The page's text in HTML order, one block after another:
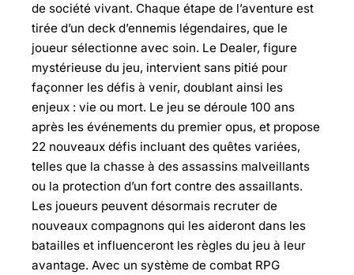
de société vivant. Chaque étape de l’aventure est
tirée d’un deck d’ennemis légendaires, que le
joueur sélectionne avec soin. Le Dealer, figure
mystérieuse du jeu, intervient sans pitié pour
façonner les défis à venir, doublant ainsi les
enjeux : vie ou mort. Le jeu se déroule 100 ans
après les événements du premier opus, et propose
22 nouveaux défis incluant des quêtes variées,
telles que la chasse à des assassins malveillants
ou la protection d’un fort contre des assaillants.
Les joueurs peuvent désormais recruter de
nouveaux compagnons qui les aideront dans les
batailles et influenceront les règles du jeu à leur
avantage. Avec un système de combat RPG